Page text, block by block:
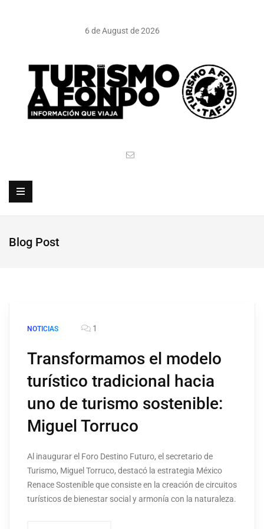
6 de August de 2026
Blog Post
NOTICIAS 1
Transformamos el modelo
turístico tradicional hacia
uno de turismo sostenible:
Miguel Torruco
Al inaugurar el Foro Destino Futuro, el secretario de
Turismo, Miguel Torruco, destacó la estrategia México
Renace Sostenible que consiste en la creación de circuitos
turísticos de bienestar social y armonía con la naturaleza.